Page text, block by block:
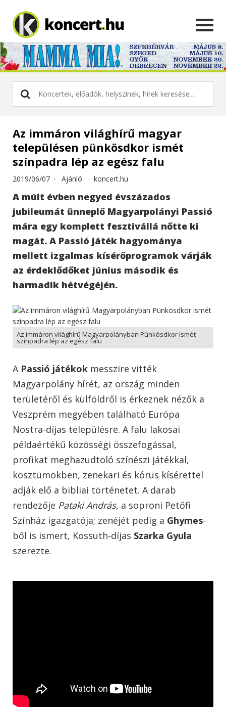
Az immáron világhírű magyar
településen pünkösdkor ismét
színpadra lép az egész falu
2019/06/07 · Ajánló · koncert.hu
A múlt évben negyed évszázados
jubileumát ünneplő Magyarpolányi Passió
mára egy komplett fesztivállá nőtte ki
magát. A Passió játék hagyománya
mellett izgalmas kísérőprogramok várják
az érdeklődőket június második és
harmadik hétvégéjén.
Az immáron világhírű Magyarpolányban Pünkösdkor ismét
színpadra lép az egész falu
A Passió játékok messzire vitték
Magyarpolány hírét, az ország minden
területéről és külföldről is érkeznek nézők a
Veszprém megyében található Európa
Nostra-díjas településre. A falu lakosai
példaértékű közösségi összefogással,
profikat meghazudtoló színészi játékkal,
kosztümökben, zenekari és kórus kísérettel
adják elő a bibliai történetet. A darab
rendezője Pataki András, a soproni Petőfi
Színház igazgatója; zenéjét pedig a Ghymes-
ből is ismert, Kossuth-díjas Szarka Gyula
szerezte.